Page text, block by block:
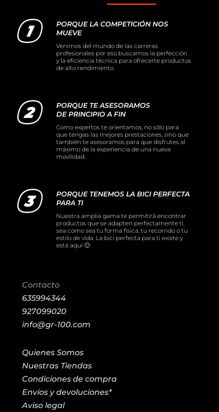
PORQUE LA COMPETICIÓN NOS
MUEVE
Venimos del mundo de las carreras
profesionales por eso buscamos la perfección
y la eficiencia técnica para ofrecerte productos
de alto rendimiento.
PORQUE TE ASESORAMOS
DE PRINCIPIO A FIN
Como expertos te orientamos, no sólo para
que tengas las mejores prestaciones, sino que
también te asesoramos para que disfrutes al
máximo de la experiencia de una nueva
movilidad.
PORQUE TENEMOS LA BICI PERFECTA
PARA TI
Nuestra amplia gama te permitirá encontrar
productos que se adapten perfectamente ti,
sea como sea tu forma física, tu recorrido o tu
estilo de vida. La bici perfecta para ti existe y
está aquí 🙂
Contacto
635994344
927099020
info@gr-100.com
Quienes Somos
Nuestras Tiendas
Condiciones de compra
Envíos y devoluciones*
Aviso legal